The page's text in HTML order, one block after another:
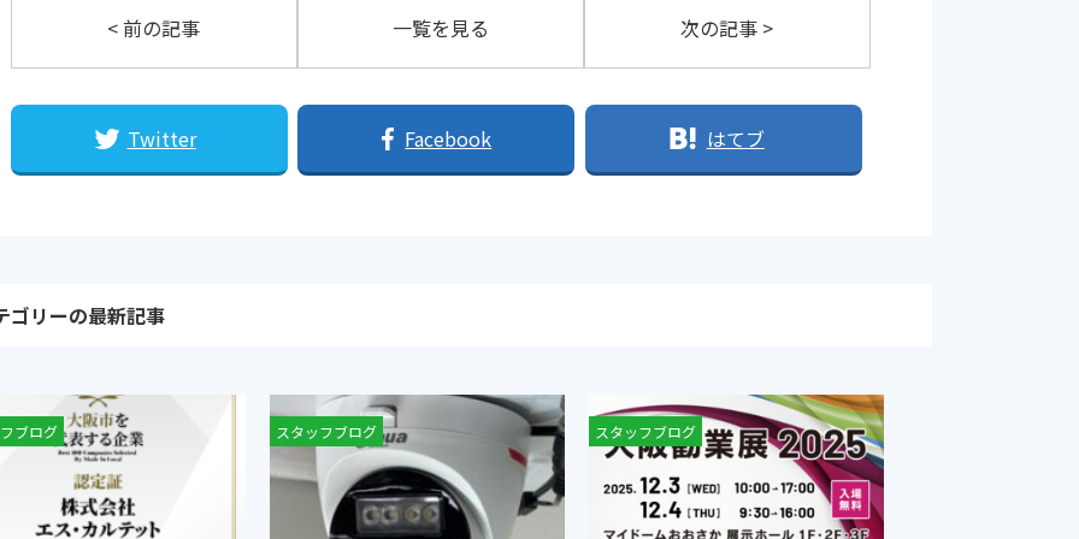
< 前の記事 一覧を見る 次の記事 >
Twitter Facebook はてブ
ゴリーの最新記事
らせ
ブログ スタッフブログ スタッフブログ